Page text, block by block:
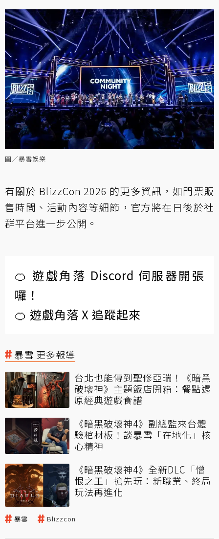
圖／暴雪娛樂
有關於 BlizzCon 2026 的更多資訊，如門票販
售時間、活動內容等細節，官方將在日後於社
群平台進一步公開。
🍊 遊戲角落 Discord 伺服器開張
囉！
🍊 遊戲角落 X 追蹤起來
暴雪 更多報導
台北也能傳到聖修亞瑞！《暗黑
破壞神》主題飯店開箱：餐點還
原經典遊戲食譜
《暗黑破壞神4》副總監來台體
驗棺材板！談暴雪「在地化」核
心精神
《暗黑破壞神4》全新DLC「憎
恨之王」搶先玩：新職業、終局
玩法再進化
暴雪 Blizzcon